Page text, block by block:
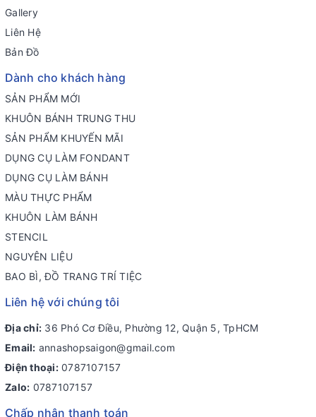
Gallery
Liên Hệ
Bản Đồ
Dành cho khách hàng
SẢN PHẨM MỚI
KHUÔN BÁNH TRUNG THU
SẢN PHẨM KHUYẾN MÃI
DỤNG CỤ LÀM FONDANT
DỤNG CỤ LÀM BÁNH
MÀU THỰC PHẨM
KHUÔN LÀM BÁNH
STENCIL
NGUYÊN LIỆU
BAO BÌ, ĐỒ TRANG TRÍ TIỆC
Liên hệ với chúng tôi
Địa chỉ: 36 Phó Cơ Điều, Phường 12, Quận 5, TpHCM
Email: annashopsaigon@gmail.com
Điện thoại: 0787107157
Zalo: 0787107157
Chấp nhận thanh toán